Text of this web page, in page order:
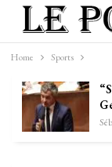
Home Sports